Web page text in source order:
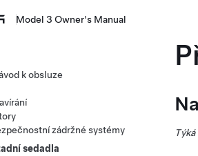
Model 3 Owner's Manual
k obsluze
zádržné systémy
sedadla